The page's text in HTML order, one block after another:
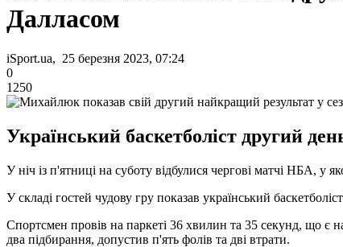
Далласом
iSport.ua, 25 березня 2023, 07:24
0
1250
Український баскетболіст другий
У ніч із п'ятниці на суботу відбулися чергові матчі НБА, у
У складі гостей чудову гру показав український
Спортсмен провів на паркеті 36 хвилин та 35 секунд, що є
два підбирання, допустив п'ять фолів та дві втрати.